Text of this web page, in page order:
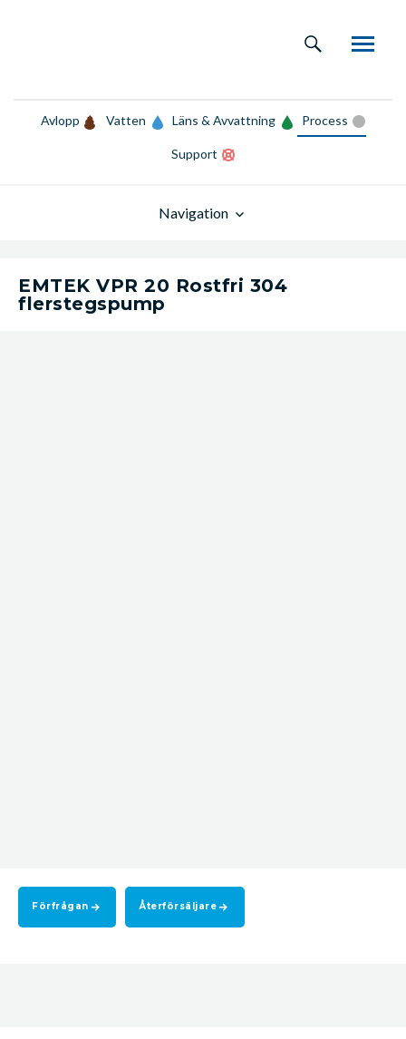
Avlopp Vatten Läns & Avvattning Process
Support
Navigation
EMTEK VPR 20 Rostfri 304
flerstegspump
Förfrågan Återförsäljare